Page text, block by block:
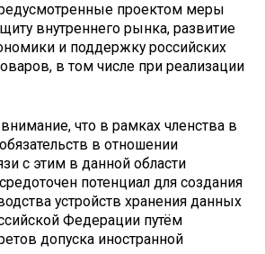
проектом меры
внутреннего рынка, развитие
и поддержку российских
в том числе при реализации
что в рамках членства в
в отношении
с этим в данной области
потенциал для создания
устройств хранения данных
Федерации путём
допуска иностранной